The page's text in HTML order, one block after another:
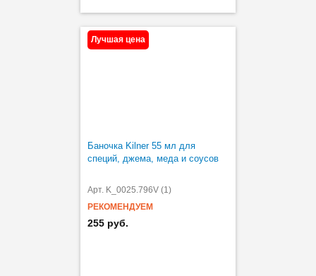
Лучшая цена
Баночка Kilner 55 мл для
специй, джема, меда и соусов
Арт. K_0025.796V (1)
РЕКОМЕНДУЕМ
255 руб.